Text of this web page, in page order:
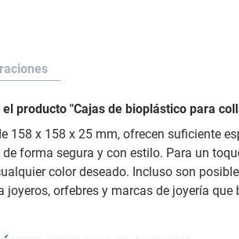
producto "Cajas de bioplástico para
158 x 158 x 25 mm, ofrecen suficiente
forma segura y con estilo. Para un
color deseado. Incluso son
joyeros, orfebres y marcas de joyería